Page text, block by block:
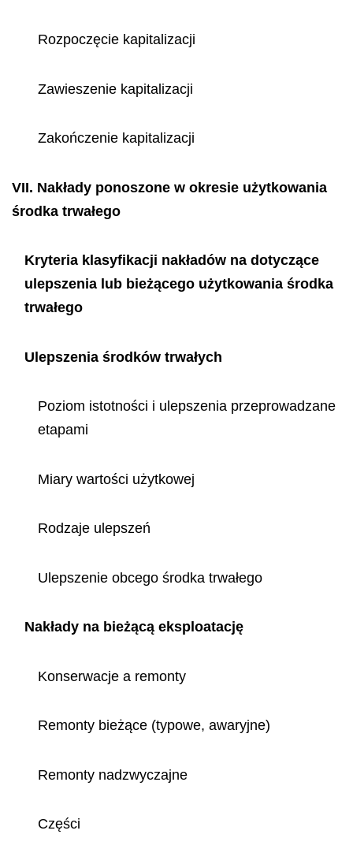
Rozpoczęcie kapitalizacji
Zawieszenie kapitalizacji
Zakończenie kapitalizacji
VII. Nakłady ponoszone w okresie użytkowania
środka trwałego
Kryteria klasyfikacji nakładów na dotyczące
ulepszenia lub bieżącego użytkowania środka
trwałego
Ulepszenia środków trwałych
Poziom istotności i ulepszenia przeprowadzane
etapami
Miary wartości użytkowej
Rodzaje ulepszeń
Ulepszenie obcego środka trwałego
Nakłady na bieżącą eksploatację
Konserwacje a remonty
Remonty bieżące (typowe, awaryjne)
Remonty nadzwyczajne
Części